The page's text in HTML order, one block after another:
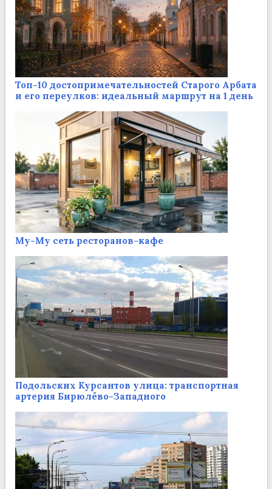
Топ-10 достопримечательностей Старого Арбата
и его переулков: идеальный маршрут на 1 день
Му-Му сеть ресторанов-кафе
Подольских Курсантов улица: транспортная
артерия Бирюлёво-Западного